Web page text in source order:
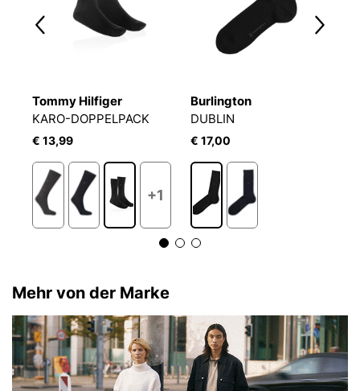
Tommy Hilfiger
KARO-DOPPELPACK
€ 13,99
+1
Burlington
DUBLIN
€ 17,00
Mehr von der Marke